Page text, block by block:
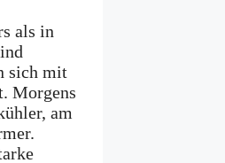
als in
sich mit
Morgens
am